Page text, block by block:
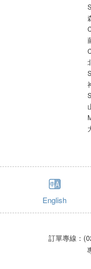
English
訂單專線：